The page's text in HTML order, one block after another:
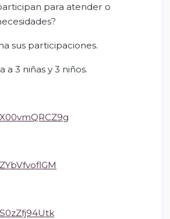
para atender o
sus participaciones.
a 3 niñas y 3 niños.